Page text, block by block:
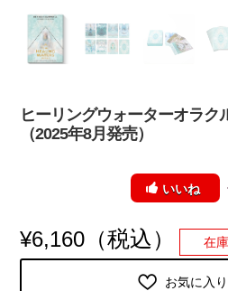
ヒーリングウォーターオラク
（2025年8月発売）
いいね
¥6,160 （税込） 在
お気に入